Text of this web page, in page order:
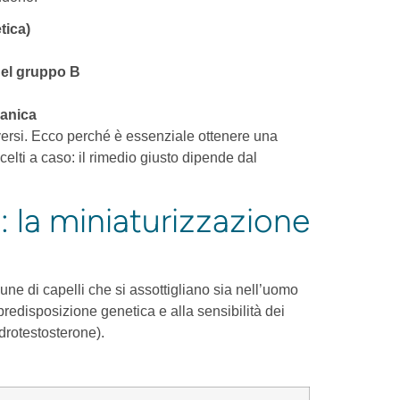
gruppo B
Ecco perché è essenziale ottenere una
a caso: il rimedio giusto dipende dal
la miniaturizzazione
di capelli che si assottigliano sia nell’uomo
genetica e alla sensibilità dei